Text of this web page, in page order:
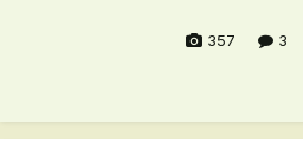
357 3